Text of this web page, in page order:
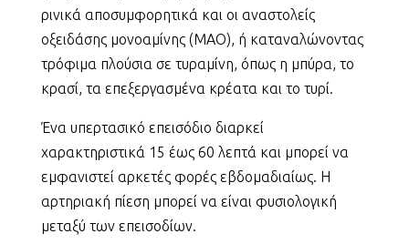
ρινικά αποσυμφορητικά και οι αναστολείς
οξειδάσης μονοαμίνης (MAO), ή καταναλώνοντας
τρόφιμα πλούσια σε τυραμίνη, όπως η μπύρα, το
κρασί, τα επεξεργασμένα κρέατα και το τυρί.
Ένα υπερτασικό επεισόδιο διαρκεί
χαρακτηριστικά 15 έως 60 λεπτά και μπορεί να
εμφανιστεί αρκετές φορές εβδομαδιαίως. Η
αρτηριακή πίεση μπορεί να είναι φυσιολογική
μεταξύ των επεισοδίων.